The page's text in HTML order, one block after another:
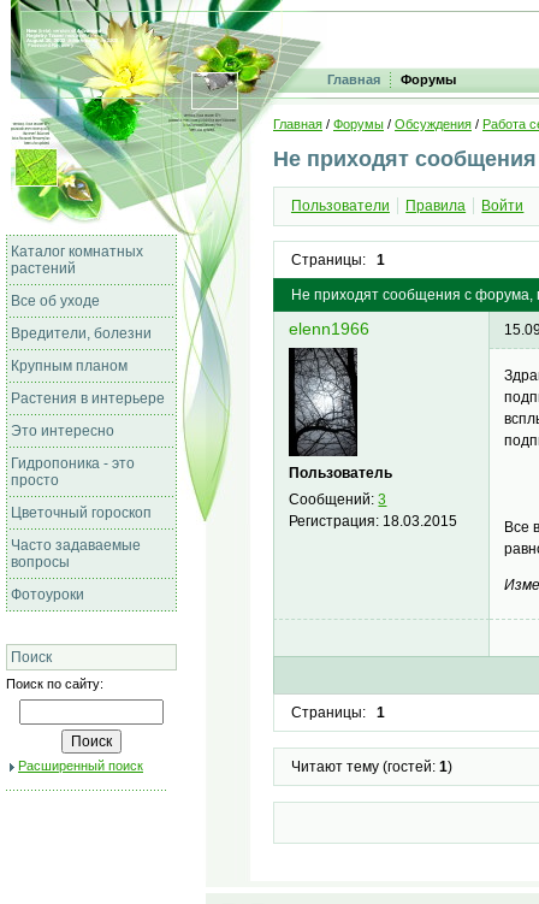
Главная Форумы
Каталог комнатных
растений
Все об уходе
Вредители, болезни
Крупным планом
Растения в интерьере
Это интересно
Гидропоника - это
просто
Цветочный гороскоп
Часто задаваемые
вопросы
Фотоуроки
Поиск
Поиск по сайту:
Расширенный поиск
Главная / Форумы / Обсуждения / Работа
Не приходят
Пользователи Правила Войти
Страницы: 1
Не приходят сообщения с
elenn1966
Пользователь
Сообщений:3
Регистрация: 18.03.2015
Все
Страницы: 1
Читают тему (гостей: 1)